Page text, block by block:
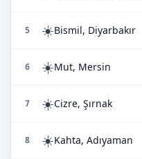
5 ☀️Bismil, Diyarbakır
6 ☀️Mut, Mersin
7 ☀️Cizre, Şırnak
8 ☀️Kahta, Adıyaman